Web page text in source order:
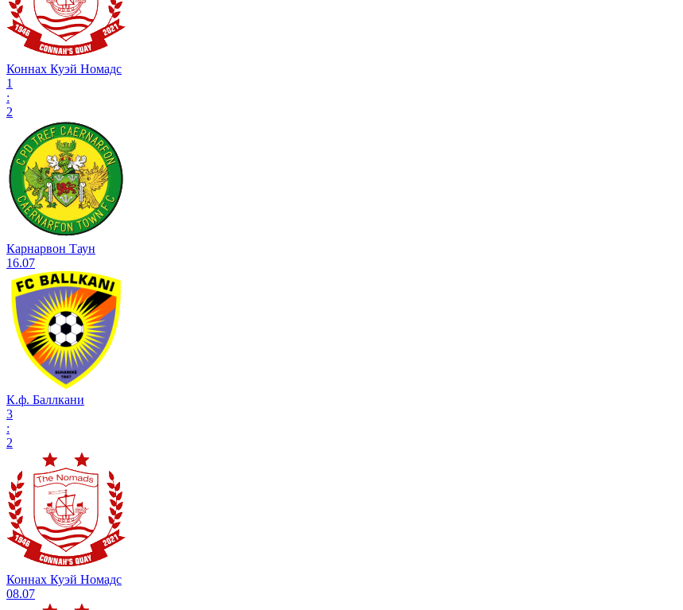
Коннах Куэй Номадс
1
:
2
Карнарвон Таун
16.07
К.ф. Баллкани
3
:
2
Коннах Куэй Номадс
08.07